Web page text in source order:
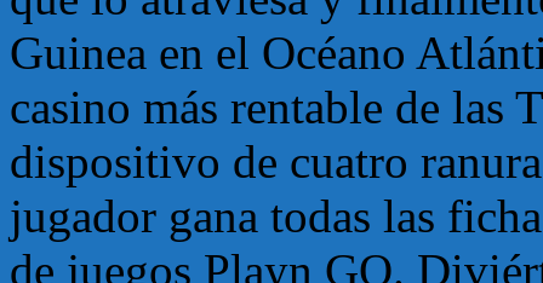
Guinea en el Océano
casino más rentable de las
dispositivo de cuatro
jugador gana todas las
de juegos Playn GO.